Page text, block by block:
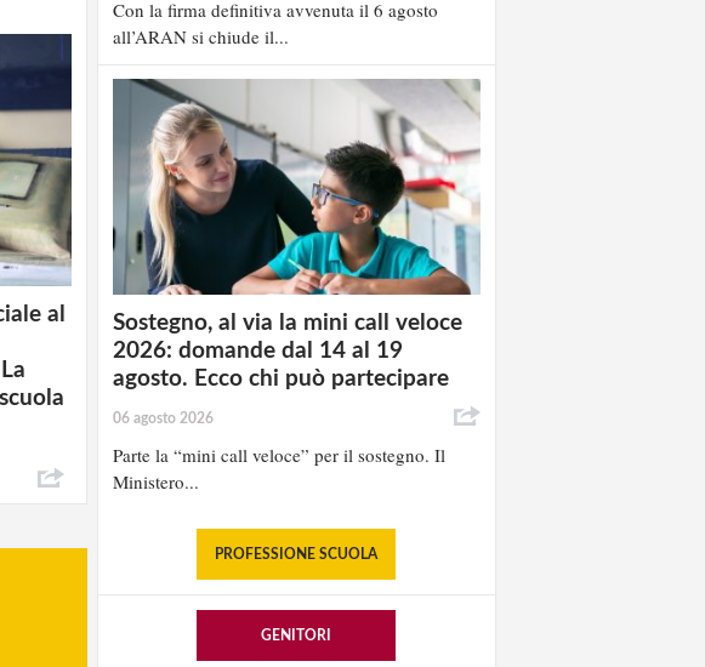
al
Con la firma definitiva avvenuta il 6 agosto
all’ARAN si chiude il...
Sostegno, al via la mini call veloce
2026: domande dal 14 al 19
agosto. Ecco chi può partecipare
06 agosto 2026
Parte la “mini call veloce” per il sostegno. Il
Ministero...
PROFESSIONE SCUOLA
GENITORI